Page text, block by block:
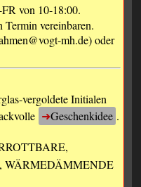
von 10-18:00.
Termin vereinbaren.
mh.de) oder
vergoldete Initialen
Geschenkidee .
WÄRMEDÄMMENDE